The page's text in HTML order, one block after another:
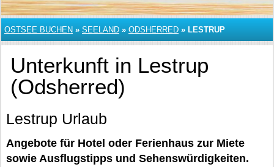
OSTSEE BUCHEN » SEELAND » ODSHERRED » LESTRUP
Unterkunft in Lestrup
(Odsherred)
Lestrup Urlaub
Angebote für Hotel oder Ferienhaus zur Miete
sowie Ausflugstipps und Sehenswürdigkeiten.